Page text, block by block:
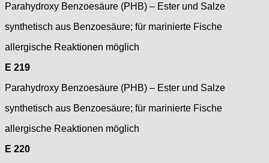
Parahydroxy Benzoesäure (PHB) – Ester und Salze
synthetisch aus Benzoesäure; für marinierte Fische
allergische Reaktionen möglich
E 219
Parahydroxy Benzoesäure (PHB) – Ester und Salze
synthetisch aus Benzoesäure; für marinierte Fische
allergische Reaktionen möglich
E 220